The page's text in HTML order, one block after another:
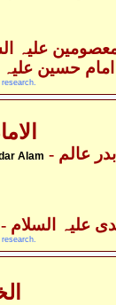
- امام حسین
Alam عالم
علیہ السلام